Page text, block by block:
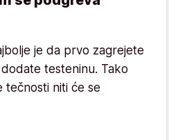
je da prvo zagrejete
testeninu. Tako
tečnosti niti će se